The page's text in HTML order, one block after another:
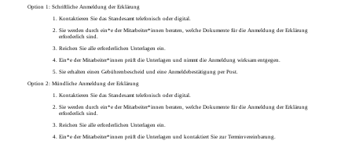
Option 1: Schriftliche Anmeldung der Erklärung
Kontaktieren Sie das Standesamt telefonisch oder digital.
Sie werden durch ein*e der Mitarbeiter*innen beraten, welche Dokumente für die Anmeldung der Erklärung
erforderlich sind.
Reichen Sie alle erforderlichen Unterlagen ein.
Ein*e der Mitarbeiter*innen prüft die Unterlagen und nimmt die Anmeldung wirksam entgegen.
Sie erhalten einen Gebührenbescheid und eine Anmeldebestätigung per Post.
Option 2: Mündliche Anmeldung der Erklärung
Kontaktieren Sie das Standesamt telefonisch oder digital.
Sie werden durch ein*e der Mitarbeiter*innen beraten, welche Dokumente für die Anmeldung der Erklärung
erforderlich sind.
Reichen Sie alle erforderlichen Unterlagen ein.
Ein*e der Mitarbeiter*innen prüft die Unterlagen und kontaktiert Sie zur Terminvereinbarung.